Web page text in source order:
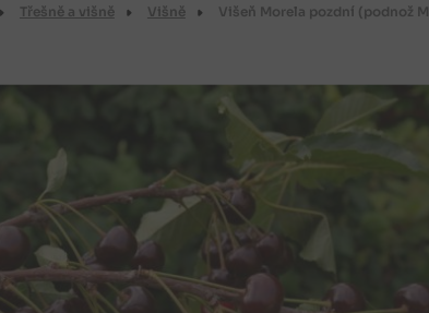
Třešně a višně Višně Višeň Morela pozdní (podnož